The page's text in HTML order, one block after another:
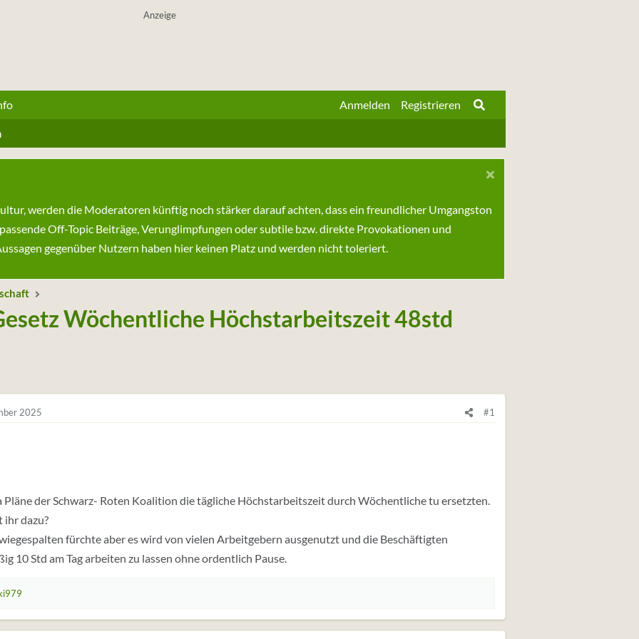
Anzeige
Anmelden Registrieren
werden die Moderatoren künftig noch stärker darauf achten, dass ein freundlicher Umgangston
Off-Topic Beiträge, Verunglimpfungen oder subtile bzw. direkte Provokationen und
gegenüber Nutzern haben hier keinen Platz und werden nicht toleriert.
Wöchentliche Höchstarbeitszeit 48std
2025 #1
Pläne der Schwarz- Roten Koalition die tägliche Höchstarbeitszeit durch Wöchentliche tu ersetzten.
ihr dazu?
fürchte aber es wird von vielen Arbeitgebern ausgenutzt und die Beschäftigten
10 Std am Tag arbeiten zu lassen ohne ordentlich Pause.